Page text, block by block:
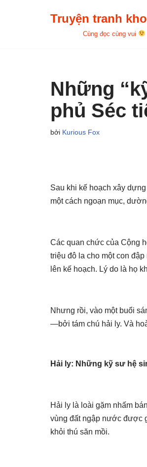
Truyện tranh
Cùng đọc cùng vui
Những
phủ Séc
bởi Kurious Fox
Sau khi kế hoạch xây
một cách ngoạn mục,
Các quan chức của Cộng
triệu đô la cho một con
lên kế hoạch. Lý do là họ
Nhưng rồi, vào một buổi
—bởi tám chú hải ly. Và
Hải ly: Những kỹ sư hệ
Hải ly là loài gặm nhấm
vùng đất ngập nước được
khỏi thú săn mồi.